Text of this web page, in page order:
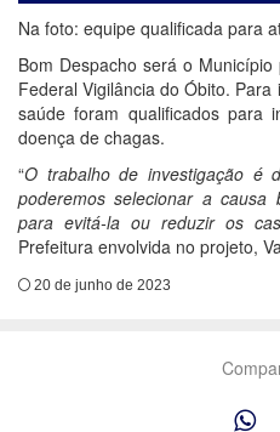
Na foto: equipe qualificada para
Bom Despacho será o
Federal Vigilância do Óbito.
saúde foram qualificados para
doença de chagas.
“O trabalho de investigação é
poderemos selecionar a
para evitá-la ou reduzir os
Prefeitura envolvida no projeto,
20 de junho de 2023